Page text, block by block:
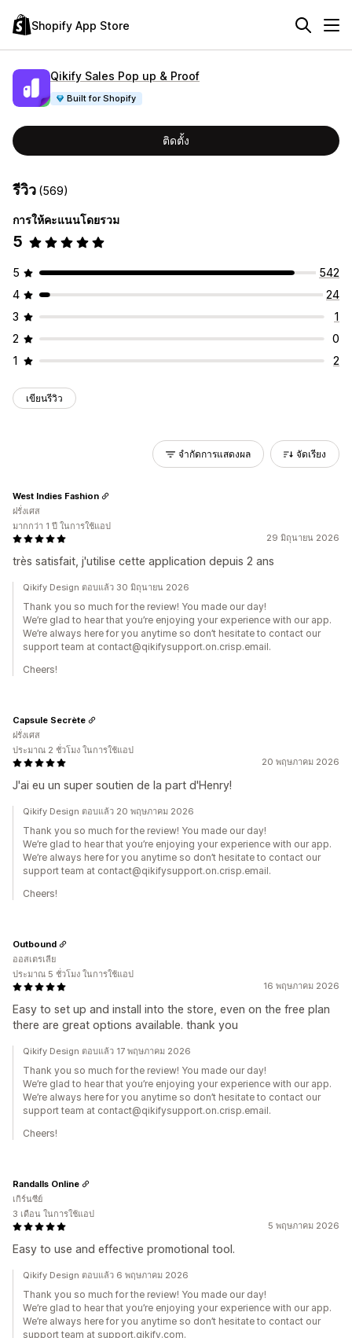
Shopify App Store
Qikify Sales Pop up & Proof
Built for Shopify
ติดตั้ง
รีวิว (569)
การให้คะแนนโดยรวม
5
5
542
4
24
3
1
2
0
1
2
เขียนรีวิว
จำกัดการแสดงผล จัดเรียง
29 มิถุนายน 2026
très satisfait, j'utilise cette application depuis 2 ans
West Indies Fashion
ฝรั่งเศส
มากกว่า 1 ปี ในการใช้แอป
Qikify Design ตอบแล้ว 30 มิถุนายน 2026
Thank you so much for the review! You made our day!
We’re glad to hear that you’re enjoying your experience with our app.
We’re always here for you anytime so don’t hesitate to contact our
support team at contact@qikifysupport.on.crisp.email.
Cheers!
20 พฤษภาคม 2026
J'ai eu un super soutien de la part d'Henry!
Capsule Secrète
ฝรั่งเศส
ประมาณ 2 ชั่วโมง ในการใช้แอป
Qikify Design ตอบแล้ว 20 พฤษภาคม 2026
Thank you so much for the review! You made our day!
We’re glad to hear that you’re enjoying your experience with our app.
We’re always here for you anytime so don’t hesitate to contact our
support team at contact@qikifysupport.on.crisp.email.
Cheers!
16 พฤษภาคม 2026
Easy to set up and install into the store, even on the free plan
there are great options available. thank you
Outbound
ออสเตรเลีย
ประมาณ 5 ชั่วโมง ในการใช้แอป
Qikify Design ตอบแล้ว 17 พฤษภาคม 2026
Thank you so much for the review! You made our day!
We’re glad to hear that you’re enjoying your experience with our app.
We’re always here for you anytime so don’t hesitate to contact our
support team at contact@qikifysupport.on.crisp.email.
Cheers!
5 พฤษภาคม 2026
Easy to use and effective promotional tool.
Randalls Online
เกิร์นซีย์
3 เดือน ในการใช้แอป
Qikify Design ตอบแล้ว 6 พฤษภาคม 2026
Thank you so much for the review! You made our day!
We’re glad to hear that you’re enjoying your experience with our app.
We’re always here for you anytime so don’t hesitate to contact our
support team at support.qikify.com.